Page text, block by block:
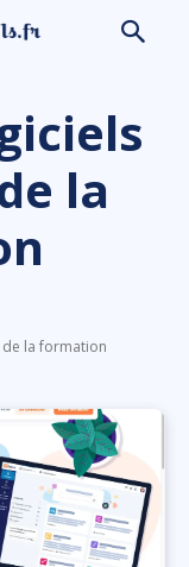
la
la formation